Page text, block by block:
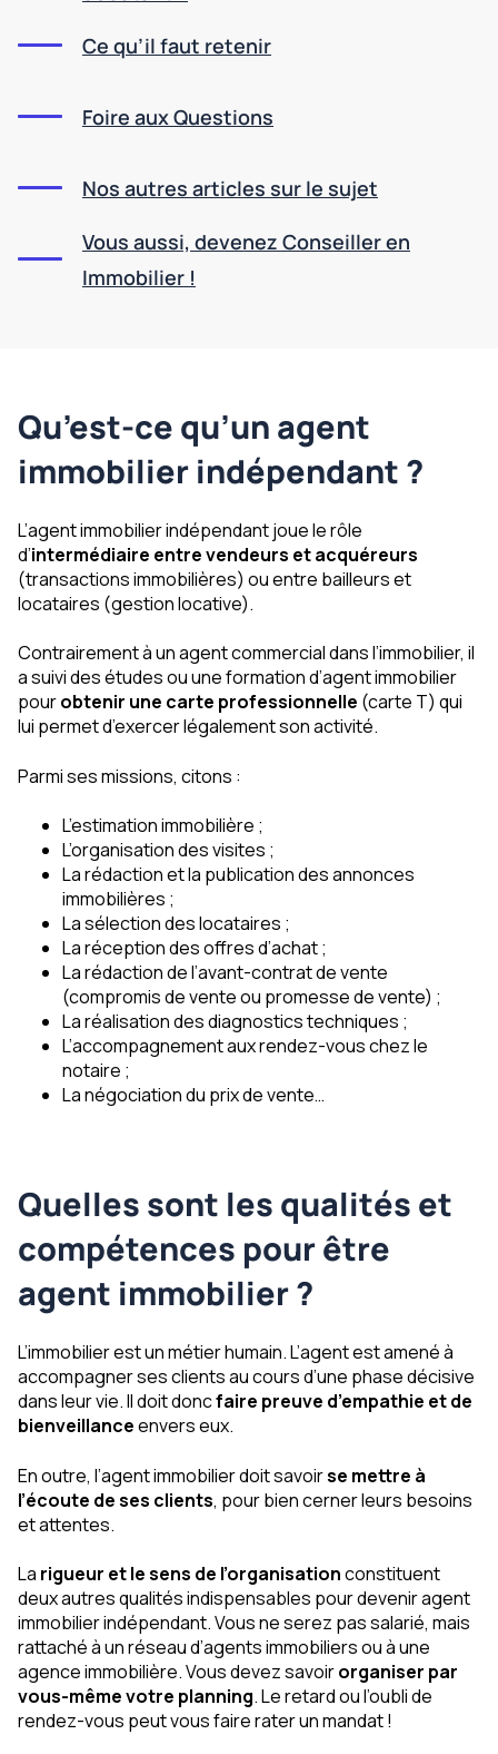
Ce qu’il faut retenir
Foire aux Questions
Nos autres articles sur le sujet
Vous aussi, devenez Conseiller en
Immobilier !
Qu’est-ce qu’un agent
immobilier indépendant ?
L’agent immobilier indépendant joue le rôle
d’intermédiaire entre vendeurs et acquéreurs
(transactions immobilières) ou entre bailleurs et
locataires (gestion locative).
Contrairement à un agent commercial dans l’immobilier, il
a suivi des études ou une formation d’agent immobilier
pourobtenir une carte professionnelle (carte T) qui
lui permet d’exercer légalement son activité.
Parmi ses missions, citons :
L’estimation immobilière ;
L’organisation des visites ;
La rédaction et la publication des annonces
immobilières ;
La sélection des locataires ;
La réception des offres d’achat ;
La rédaction de l’avant-contrat de vente
(compromis de vente ou promesse de vente) ;
La réalisation des diagnostics techniques ;
L’accompagnement aux rendez-vous chez le
notaire ;
La négociation du prix de vente…
Quelles sont les qualités et
compétences pour être
agent immobilier ?
L’immobilier est un métier humain. L’agent est amené à
accompagner ses clients au cours d’une phase décisive
dans leur vie. Il doit doncfaire preuve d’empathie et de
bienveillanceenvers eux.
En outre, l’agent immobilier doit savoirse mettre à
l’écoute de ses clients, pour bien cerner leurs besoins
et attentes.
La rigueur et le sens de l’organisationconstituent
deux autres qualités indispensables pour devenir agent
immobilier indépendant. Vous ne serez pas salarié, mais
rattaché à un réseau d’agents immobiliers ou à une
agence immobilière. Vous devez savoirorganiser par
vous-même votre planning. Le retard ou l’oubli de
rendez-vous peut vous faire rater un mandat !